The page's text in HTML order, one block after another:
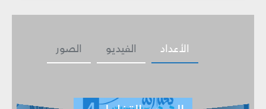
الصور الفيديو الأعداد